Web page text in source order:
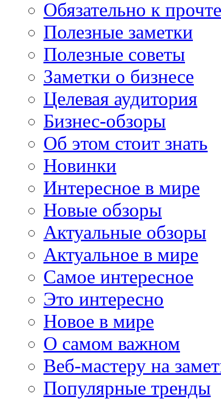
Обязательно к
Полезные заметки
Полезные советы
Заметки о бизнесе
Целевая аудитория
Бизнес-обзоры
Об этом стоит знать
Новинки
Интересное в мире
Новые обзоры
Актуальные обзоры
Актуальное в мире
Самое интересное
Это интересно
Новое в мире
О самом важном
Веб-мастеру на
Популярные тренды